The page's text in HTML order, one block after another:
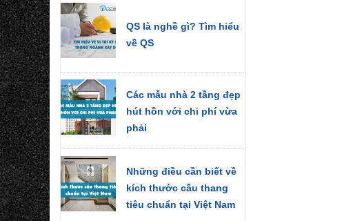
QS là nghề gì? Tìm hiểu
về QS
Các mẫu nhà 2 tầng đẹp
hút hồn với chi phí vừa
phải
Những điều cần biết về
kích thước cầu thang
tiêu chuẩn tại Việt Nam